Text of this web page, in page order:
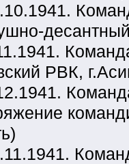
РВК,